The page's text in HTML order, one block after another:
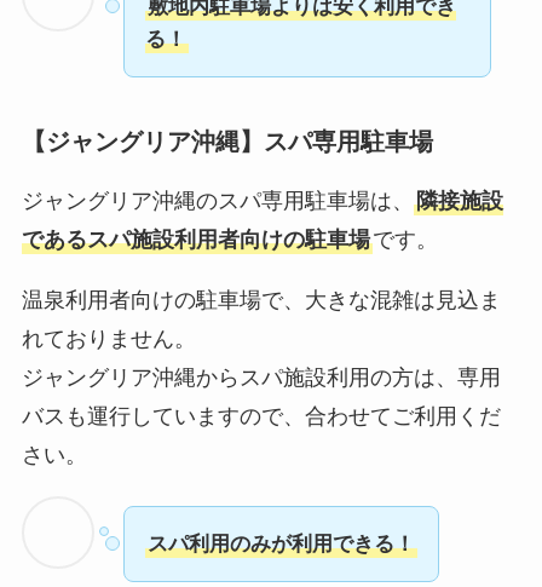
敷地内駐車場よりは安く利用でき
る！
【ジャングリア沖縄】スパ専用駐車場
ジャングリア沖縄のスパ専用駐車場は、 隣接施設
であるスパ施設利用者向けの駐車場です。
温泉利用者向けの駐車場で、大きな混雑は見込ま
れておりません。
ジャングリア沖縄からスパ施設利用の方は、専用
バスも運行していますので、合わせてご利用くだ
さい。
スパ利用のみが利用できる！